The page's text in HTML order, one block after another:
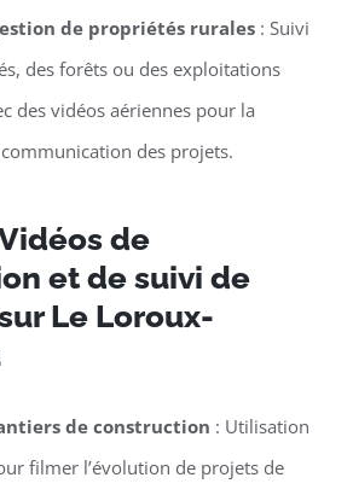
de propriétés rurales: Suivi
des forêts ou des exploitations
des vidéos aériennes pour la
des projets.
de
et de suivi de
Le Loroux-
de construction : Utilisation
filmer l’évolution de projets de